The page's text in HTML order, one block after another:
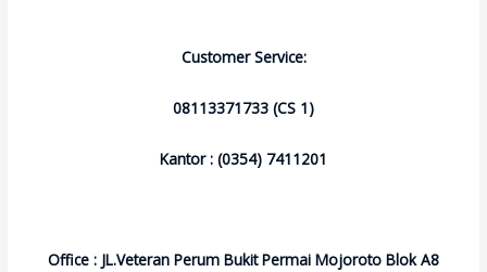
Customer Service:
08113371733 (CS 1)
Kantor : (0354) 7411201
Office : JL.Veteran Perum Bukit Permai Mojoroto Blok A8